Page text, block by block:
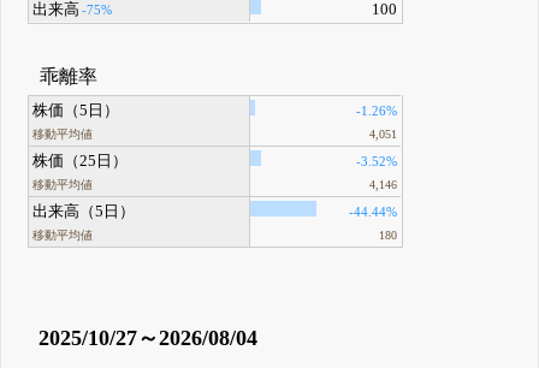
出来高 -75% 100
乖離率
株価（5日）
移動平均値
-1.26%
4,051
株価（25日）
移動平均値
-3.52%
4,146
出来高（5日）
移動平均値
-44.44%
180
2025/10/27～2026/08/04